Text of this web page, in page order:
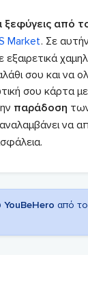
ξεφύγεις από
Market. Σε
σου και να
σου κάρτα με
παράδοση
αναλαμβάνει να
YouBeHero από το